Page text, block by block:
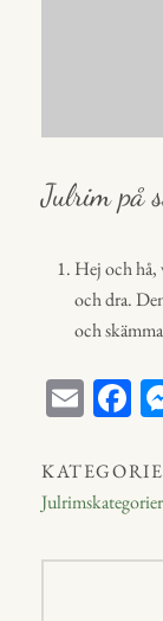
Julrim på
Hej och hå,
och dra.
och
E
ail
Fa
ok
Julrimskategorier